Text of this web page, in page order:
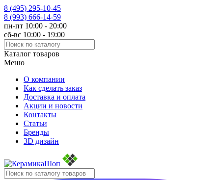
8 (495) 295-10-45
8 (993) 666-14-59
пн-пт 10:00 - 20:00
сб-вс 10:00 - 19:00
Каталог товаров
Меню
О компании
Как сделать заказ
Доставка и оплата
Акции и новости
Контакты
Статьи
Бренды
3D дизайн